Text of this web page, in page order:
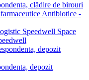
clădire de birouri
Antibiotice -
Space
depozit